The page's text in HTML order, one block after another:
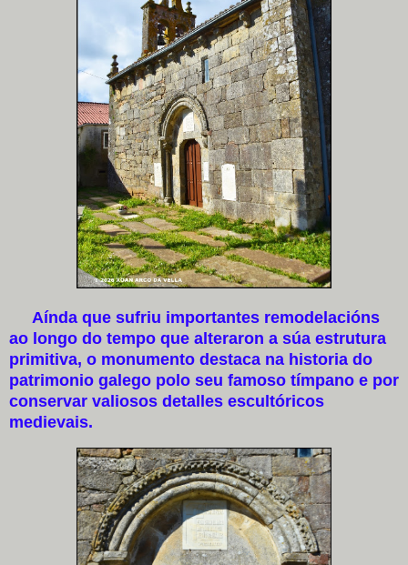
Aínda que sufriu importantes remodelacións
ao longo do tempo que alteraron a súa estrutura
primitiva, o monumento destaca na historia do
patrimonio galego polo seu famoso tímpano e por
conservar valiosos detalles escultóricos
medievais.